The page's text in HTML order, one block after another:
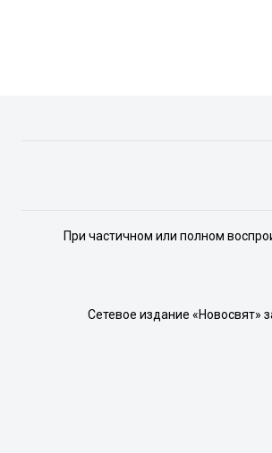
При частичном или полном
Сетевое издание «Новосвят»